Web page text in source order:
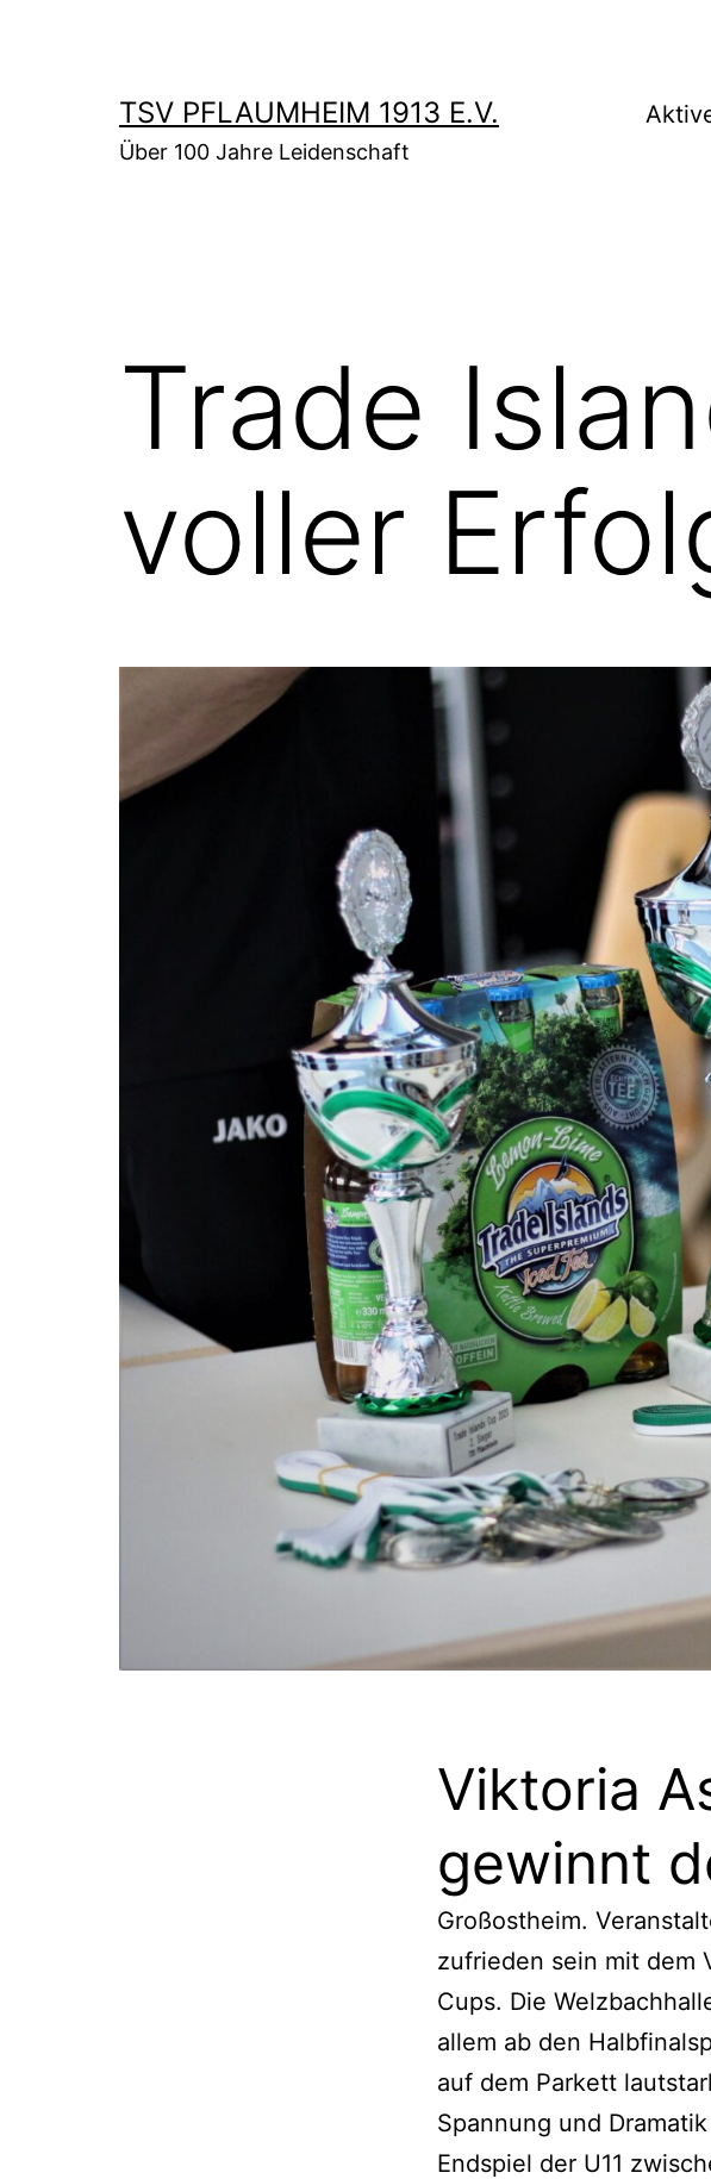
TSV PFLAUMHEIM 1913 E.V.
Über 100 Jahre Leidenschaft
Trade
voller
Viktoria
gewinnt
Großostheim.
zufrieden sein mit dem
Cups. Die
allem ab den
auf dem Parkett
Spannung und
Endspiel der U11